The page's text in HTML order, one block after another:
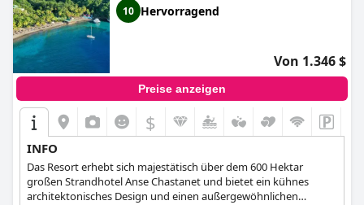
wurde. DasWindjammer Landing Resort and Residences
ausgezeichnete Wahl für diejenigen, die außergewöhnlichen
Luxus in einer familienfreundlichen Umgebung suchen. Es mag
zwar etwas teuer sein, aber für die malerische Lage, die tollen
Strände, den hervorragenden Service und die
außergewöhnlichen Annehmlichkeiten ist es das wert.
10 Hervorragend
Von 1.346 $
Preise anzeigen
$
INFO
Das Resort erhebt sich majestätisch über dem 600 Hektar
großen Strandhotel Anse Chastanet und bietet ein kühnes
architektonisches Design und einen außergewöhnlichen